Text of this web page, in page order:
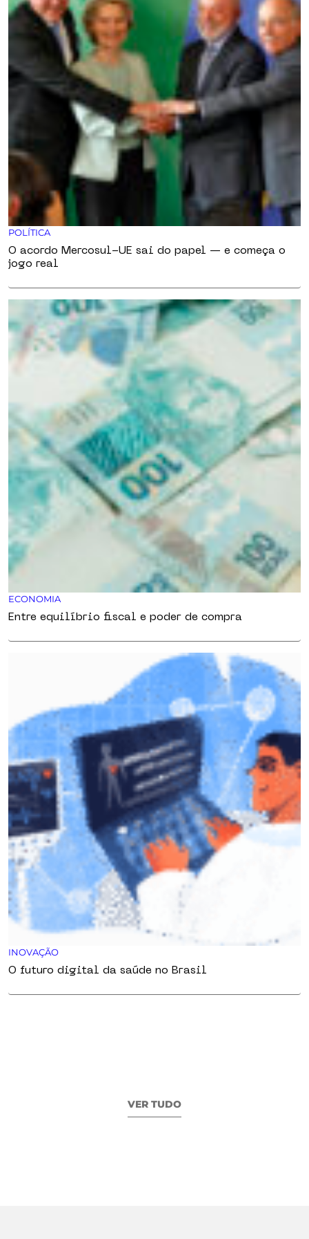
POLÍTICA
O acordo Mercosul-UE sai do papel — e começa o
jogo real
ECONOMIA
Entre equilíbrio fiscal e poder de compra
INOVAÇÃO
O futuro digital da saúde no Brasil
VER TUDO